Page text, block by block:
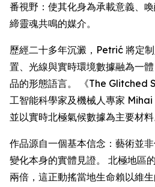
番視野：使其化身為承載意義、
締靈魂共鳴的媒介。
歷經二十多年沉澱，Petrić 將定
置、光線與實時環境數據融為一
品的形態語言。 《The Glitched
工智能科學家及機械人專家
並以實時北極氣候數據為主要材料
作品源自一個基本信念：藝術並
變化本身的實體見證。 北極地區
兩倍，這正動搖當地生命賴以維